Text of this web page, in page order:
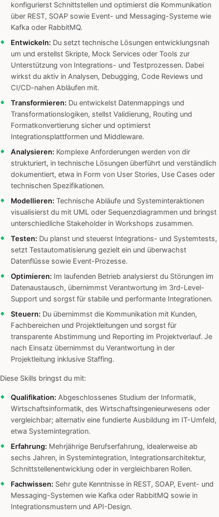
konfigurierst Schnittstellen und optimierst die Kommunikation
über REST, SOAP sowie Event- und Messaging-Systeme wie
Kafka oder RabbitMQ.
Entwickeln: Du setzt technische Lösungen entwicklungsnah
um und erstellst Skripte, Mock Services oder Tools zur
Unterstützung von Integrations- und Testprozessen. Dabei
wirkst du aktiv in Analysen, Debugging, Code Reviews und
CI/CD-nahen Abläufen mit.
Transformieren: Du entwickelst Datenmappings und
Transformationslogiken, stellst Validierung, Routing und
Formatkonvertierung sicher und optimierst
Integrationsplattformen und Middleware.
Analysieren: Komplexe Anforderungen werden von dir
strukturiert, in technische Lösungen überführt und verständlich
dokumentiert, etwa in Form von User Stories, Use Cases oder
technischen Spezifikationen.
Modellieren: Technische Abläufe und Systeminteraktionen
visualisierst du mit UML oder Sequenzdiagrammen und bringst
unterschiedliche Stakeholder in Workshops zusammen.
Testen: Du planst und steuerst Integrations- und Systemtests,
setzt Testautomatisierung gezielt ein und überwachst
Datenflüsse sowie Event-Prozesse.
Optimieren: Im laufenden Betrieb analysierst du Störungen im
Datenaustausch, übernimmst Verantwortung im 3rd-Level-
Support und sorgst für stabile und performante Integrationen.
Steuern: Du übernimmst die Kommunikation mit Kunden,
Fachbereichen und Projektleitungen und sorgst für
transparente Abstimmung und Reporting im Projektverlauf. Je
nach Einsatz übernimmst du Verantwortung in der
Projektleitung inklusive Staffing.
Diese Skills bringst du mit:
Qualifikation: Abgeschlossenes Studium der Informatik,
Wirtschaftsinformatik, des Wirtschaftsingenieurwesens oder
vergleichbar; alternativ eine fundierte Ausbildung im IT-Umfeld,
etwa Systemintegration.
Erfahrung: Mehrjährige Berufserfahrung, idealerweise ab
sechs Jahren, in Systemintegration, Integrationsarchitektur,
Schnittstellenentwicklung oder in vergleichbaren Rollen.
Fachwissen: Sehr gute Kenntnisse in REST, SOAP, Event- und
Messaging-Systemen wie Kafka oder RabbitMQ sowie in
Integrationsmustern und API-Design.